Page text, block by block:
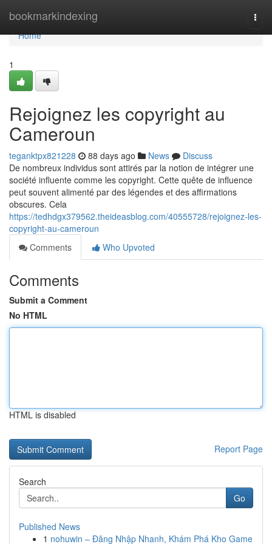
bookmarkindexing
Home
Home
1
Rejoignez les copyright au
Cameroun
teganktpx821228 88 days ago News
Discuss
De nombreux individus sont attirés par la notion de intégrer une
société influente comme les copyright. Cette quête de influence
peut souvent alimenté par des légendes et des affirmations
obscures. Cela
https://tedhdgx379562.theideasblog.com/40555728/rejoignez-les-
copyright-au-cameroun
Comments
Who Upvoted
Comments
Submit a Comment
No HTML
HTML is disabled
Report Page
Search
Go
Published News
1 nohuwin – Đăng Nhập Nhanh, Khám Phá Kho Game